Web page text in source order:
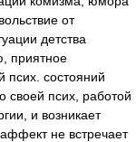
от
детства
приятное
псих. состояний
своей псих, работой
и возникает
не встречает